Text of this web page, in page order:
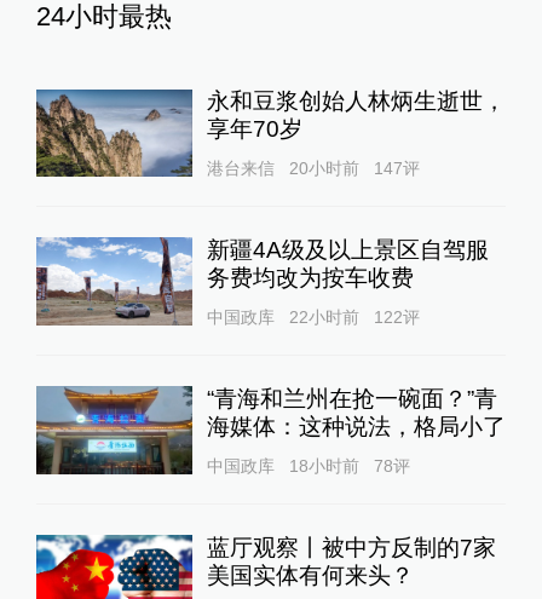
24小时最热
永和豆浆创始人林炳生逝世，
享年70岁
港台来信 20小时前 147评
新疆4A级及以上景区自驾服
务费均改为按车收费
中国政库 22小时前 122评
“青海和兰州在抢一碗面？”青
海媒体：这种说法，格局小了
中国政库 18小时前 78评
蓝厅观察丨被中方反制的7家
美国实体有何来头？